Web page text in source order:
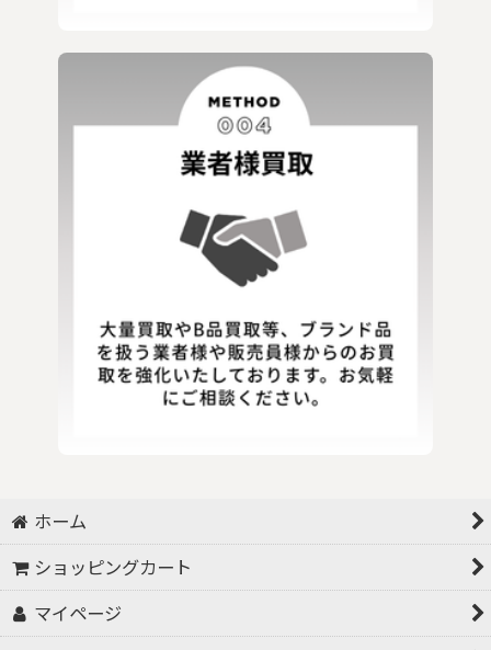
ホーム
ショッピングカート
マイページ